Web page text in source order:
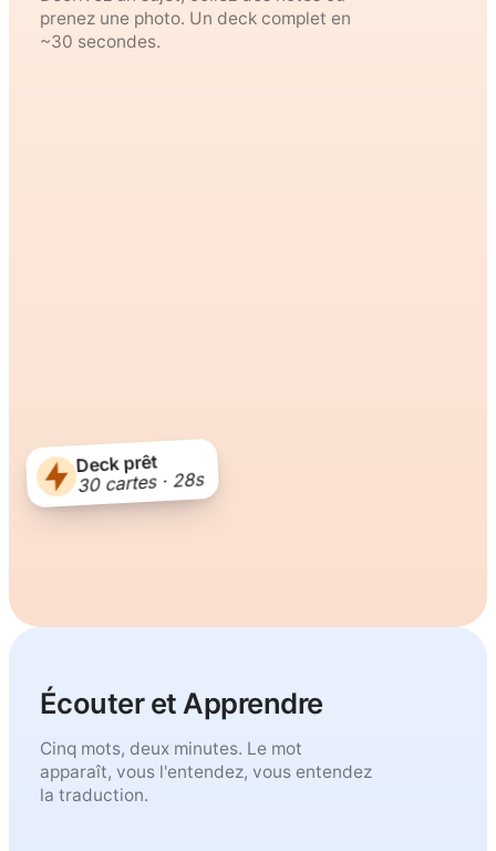
prenez une photo. Un deck complet en
~30 secondes.
Deck prêt
30 cartes · 28s
Écouter et Apprendre
Cinq mots, deux minutes. Le mot
apparaît, vous l'entendez, vous entendez
la traduction.